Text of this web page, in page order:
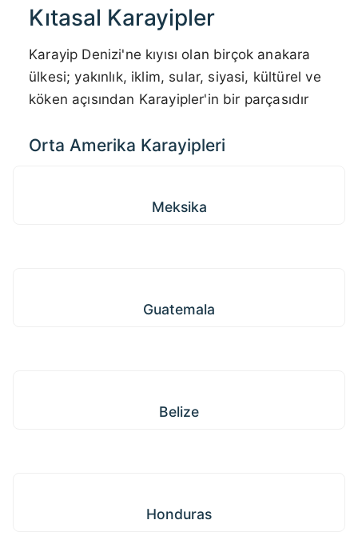
Kıtasal Karayipler
Karayip Denizi'ne kıyısı olan birçok anakara
ülkesi; yakınlık, iklim, sular, siyasi, kültürel ve
köken açısından Karayipler'in bir parçasıdır
Orta Amerika Karayipleri
Meksika
Guatemala
Belize
Honduras